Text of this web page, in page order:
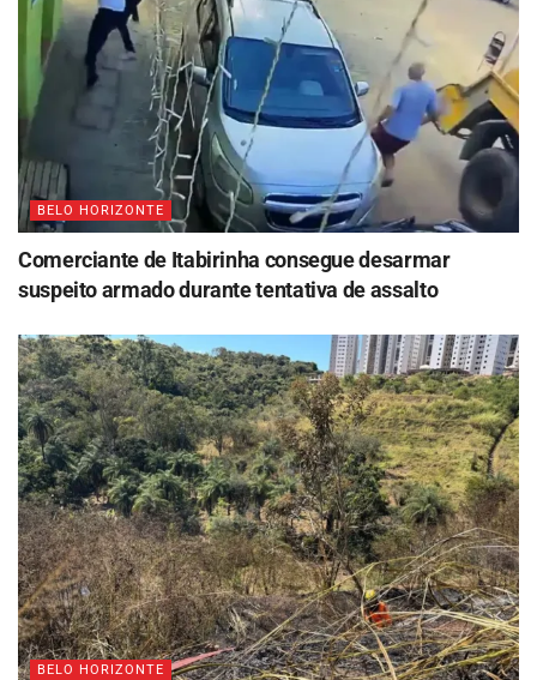
BELO HORIZONTE
Comerciante de Itabirinha consegue desarmar
suspeito armado durante tentativa de assalto
BELO HORIZONTE